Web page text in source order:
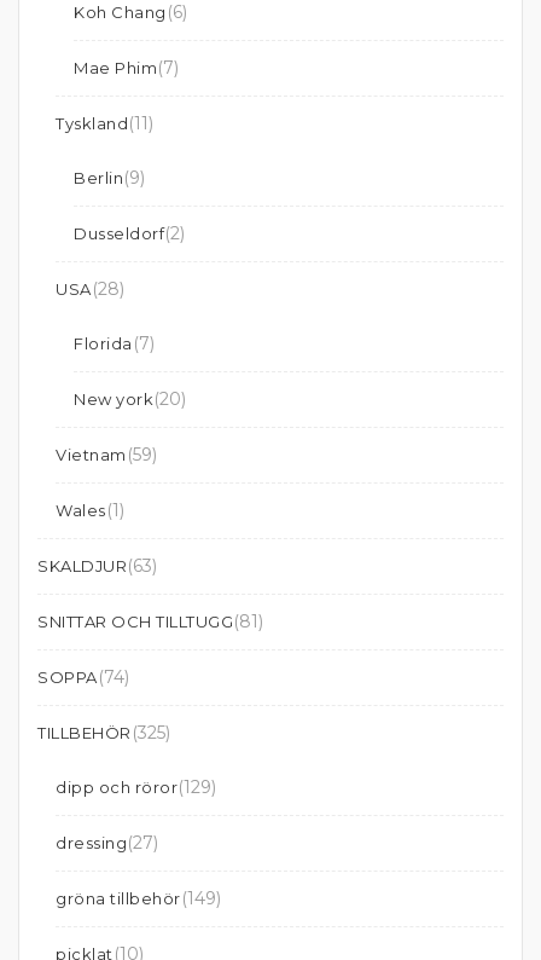
Koh Chang (6)
Mae Phim(7)
Tyskland(11)
Berlin(9)
Dusseldorf(2)
USA(28)
Florida (7)
New york(20)
Vietnam (59)
Wales(1)
SKALDJUR(63)
SNITTAR OCH TILLTUGG(81)
SOPPA(74)
TILLBEHÖR (325)
dipp och röror(129)
dressing(27)
gröna tillbehör(149)
picklat (10)